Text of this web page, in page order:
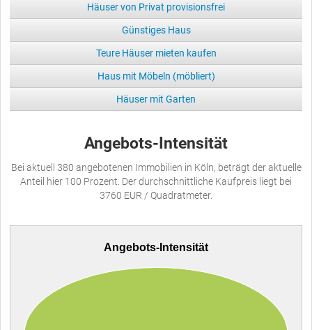
Häuser von Privat provisionsfrei
Günstiges Haus
Teure Häuser mieten kaufen
Haus mit Möbeln (möbliert)
Häuser mit Garten
Angebots-Intensität
Bei aktuell 380 angebotenen Immobilien in Köln, beträgt der aktuelle
Anteil hier 100 Prozent. Der durchschnittliche Kaufpreis liegt bei
3760 EUR / Quadratmeter.
Angebots-Intensität